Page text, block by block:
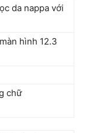
da nappa với
hình 12.3
chữ